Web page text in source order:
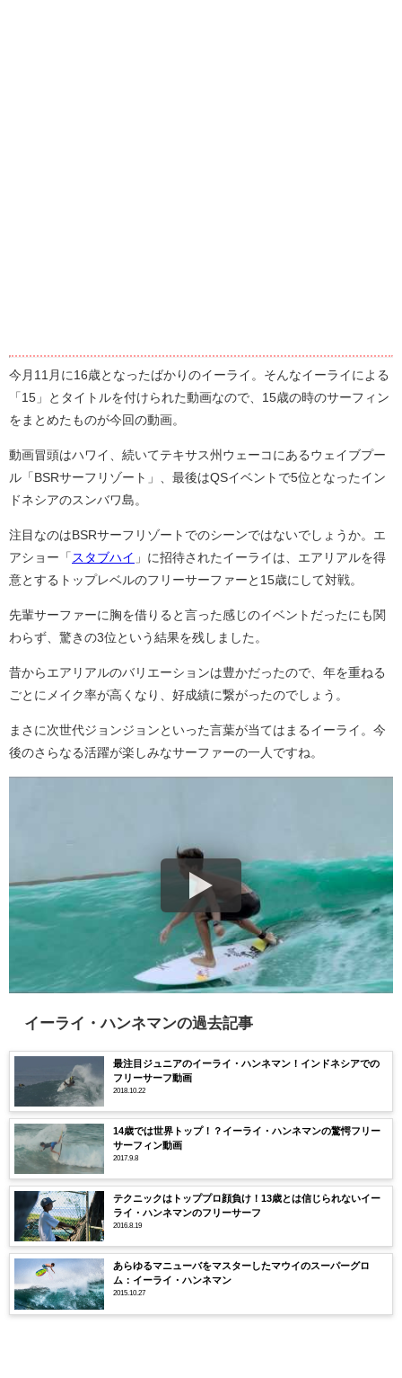
今月11月に16歳となったばかりのイーライ。そんなイーライによる
「15」とタイトルを付けられた動画なので、15歳の時のサーフィン
をまとめたものが今回の動画。
動画冒頭はハワイ、続いてテキサス州ウェーコにあるウェイブプー
ル「BSRサーフリゾート」、最後はQSイベントで5位となったイン
ドネシアのスンバワ島。
注目なのはBSRサーフリゾートでのシーンではないでしょうか。エ
アショー「 スタブハイ 」に招待されたイーライは、エアリアルを得
意とするトップレベルのフリーサーファーと15歳にして対戦。
先輩サーファーに胸を借りると言った感じのイベントだったにも関
わらず、驚きの3位という結果を残しました。
昔からエアリアルのバリエーションは豊かだったので、年を重ねる
ごとにメイク率が高くなり、好成績に繋がったのでしょう。
まさに次世代ジョンジョンといった言葉が当てはまるイーライ。今
後のさらなる活躍が楽しみなサーファーの一人ですね。
イーライ・ハンネマンの過去記事
最注目ジュニアのイーライ・ハンネマン！インドネシアでの
フリーサーフ動画
2018.10.22
14歳では世界トップ！？イーライ・ハンネマンの驚愕フリー
サーフィン動画
2017.9.8
テクニックはトッププロ顔負け！13歳とは信じられないイー
ライ・ハンネマンのフリーサーフ
2016.8.19
あらゆるマニューバをマスターしたマウイのスーパーグロ
ム：イーライ・ハンネマン
2015.10.27